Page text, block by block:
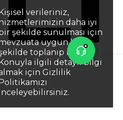
verileriniz,
hizmetlerimizin daha iyi
şekilde sunulması için
uygun bir
toplanıp işlenir.
ilgili detaylı bilgi
için Gizlilik